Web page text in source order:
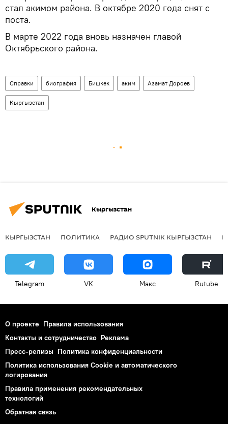
стал акимом района. В октябре 2020 года снят с
поста.
В марте 2022 года вновь назначен главой
Октябрьского района.
Справки биография Бишкек аким Азамат Дороев
Кыргызстан
Кыргызстан
КЫРГЫЗСТАН ПОЛИТИКА РАДИО SPUTNIK КЫРГЫЗСТАН
Telegram VK Макс Rutube
О проекте Правила использования
Контакты и сотрудничество Реклама
Пресс-релизы Политика конфиденциальности
Политика использования Cookie и автоматического
логирования
Правила применения рекомендательных
технологий
Обратная связь